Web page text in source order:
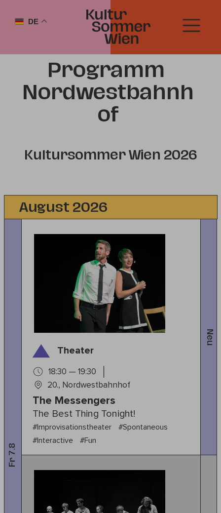
DE
Programm
Nordwestbahnh
of
Kultursommer Wien 2026
August 2026
Fr 7.8
Theater
18:30 — 19:30
20., Nordwestbahnhof
The Messengers
The Best Thing Tonight!
#Improvisationstheater
#Spontaneous
#Interactive
#Fun
Neu